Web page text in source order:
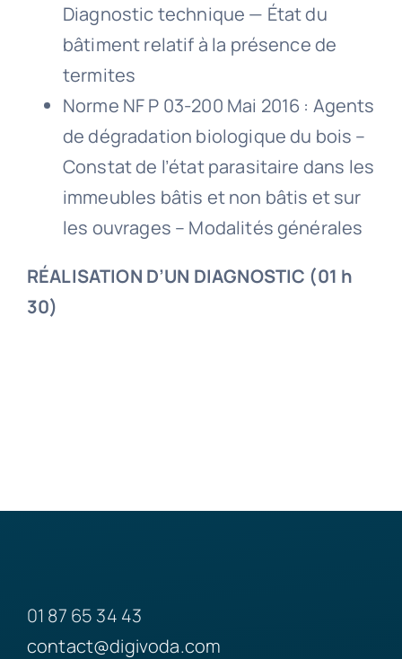
Diagnostic technique — État du
bâtiment relatif à la présence de
termites
Norme NF P 03-200 Mai 2016 : Agents
de dégradation biologique du bois –
Constat de l’état parasitaire dans les
immeubles bâtis et non bâtis et sur
les ouvrages – Modalités générales
RÉALISATION D’UN DIAGNOSTIC (01 h
30)
01 87 65 34 43
contact@digivoda.com